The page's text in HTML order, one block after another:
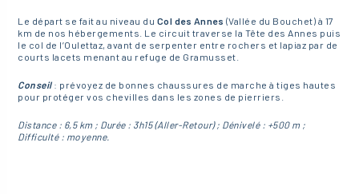
Le départ se fait au niveau du Col des Annes (Vallée du Bouchet) à 17
km de nos hébergements. Le circuit traverse la Tête des Annes puis
le col de l’Oulettaz, avant de serpenter entre rochers et lapiaz par de
courts lacets menant au refuge de Gramusset.
Conseil: prévoyez de bonnes chaussures de marche à tiges hautes
pour protéger vos chevilles dans les zones de pierriers.
Distance : 6,5 km ; Durée : 3h15 (Aller-Retour) ; Dénivelé : +500 m ;
Difficulté : moyenne.